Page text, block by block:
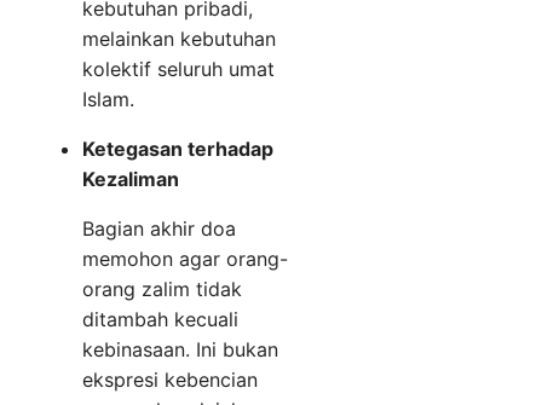
kebutuhan pribadi,
melainkan kebutuhan
kolektif seluruh umat
Islam.
Ketegasan terhadap
Kezaliman
Bagian akhir doa
memohon agar orang-
orang zalim tidak
ditambah kecuali
kebinasaan. Ini bukan
ekspresi kebencian